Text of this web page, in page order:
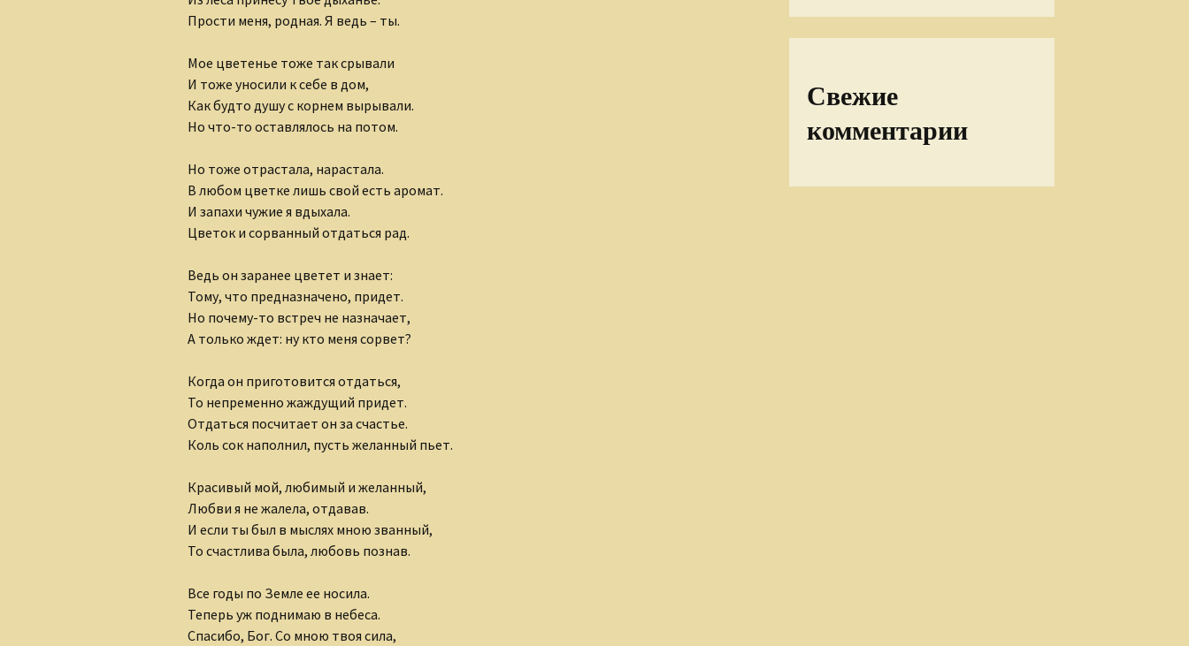
Ольга Горецкая
Светлана Зарубина
Сергей Ланевич
Сергей Тихомиров
София Давиташвили
Тамара Знамировская
Татьяна Ерошенко
Юлия Иванова
Прости меня, родная. Я ведь – ты.
Мое цветенье тоже так срывали
И тоже уносили к себе в дом,
Как будто душу с корнем вырывали.
Но что-то оставлялось на потом.
Но тоже отрастала, нарастала.
В любом цветке лишь свой есть аромат.
И запахи чужие я вдыхала.
Цветок и сорванный отдаться рад.
Ведь он заранее цветет и знает:
Тому, что предназначено, придет.
Но почему-то встреч не назначает,
А только ждет: ну кто меня сорвет?
Когда он приготовится отдаться,
То непременно жаждущий придет.
Отдаться посчитает он за счастье.
Коль сок наполнил, пусть желанный пьет.
Красивый мой, любимый и желанный,
Любви я не жалела, отдавав.
И если ты был в мыслях мною званный,
То счастлива была, любовь познав.
Все годы по Земле ее носила.
Теперь уж поднимаю в небеса.
Спасибо, Бог. Со мною твоя сила,
Свежие
комментарии